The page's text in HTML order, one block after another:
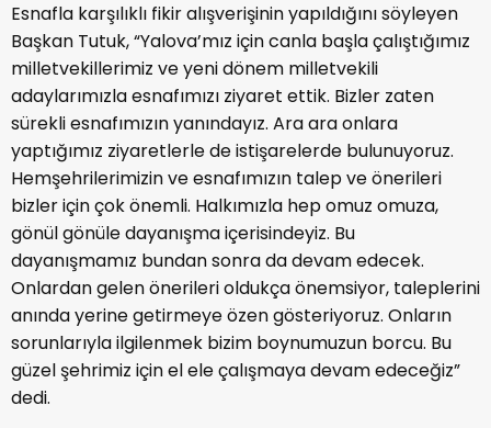
Esnafla karşılıklı fikir alışverişinin yapıldığını söyleyen
Başkan Tutuk, “Yalova’mız için canla başla çalıştığımız
milletvekillerimiz ve yeni dönem milletvekili
adaylarımızla esnafımızı ziyaret ettik. Bizler zaten
sürekli esnafımızın yanındayız. Ara ara onlara
yaptığımız ziyaretlerle de istişarelerde bulunuyoruz.
Hemşehrilerimizin ve esnafımızın talep ve önerileri
bizler için çok önemli. Halkımızla hep omuz omuza,
gönül gönüle dayanışma içerisindeyiz. Bu
dayanışmamız bundan sonra da devam edecek.
Onlardan gelen önerileri oldukça önemsiyor, taleplerini
anında yerine getirmeye özen gösteriyoruz. Onların
sorunlarıyla ilgilenmek bizim boynumuzun borcu. Bu
güzel şehrimiz için el ele çalışmaya devam edeceğiz”
dedi.